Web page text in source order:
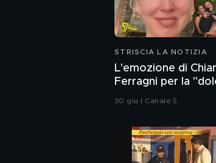
STRISCIA LA NOTIZIA
L'emozione di
Ferragni per la
attesa" di Fedez e
30 giu | Canale 5